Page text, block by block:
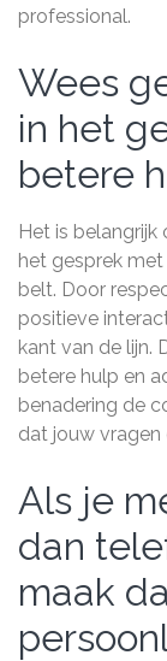
professional.
Wees
in het
betere
Het is
het gesprek
belt. Door
positieve
kant van de lijn.
betere hulp en
benadering de
dat jouw
Als je
dan
maak